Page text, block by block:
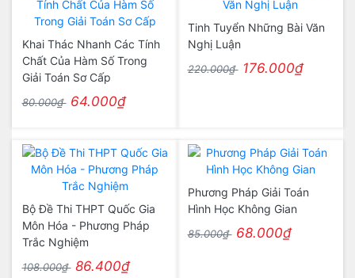
Khai Thác Nhanh Các Tính
Chất Của Hàm Số Trong
Giải Toán Sơ Cấp
80.000₫ 64.000₫
Tinh Tuyển Những Bài Văn
Nghị Luận
220.000₫ 176.000₫
Bộ Đề Thi THPT Quốc Gia
Môn Hóa - Phương Pháp
Trắc Nghiệm
108.000₫ 86.400₫
Phương Pháp Giải Toán
Hình Học Không Gian
85.000₫ 68.000₫